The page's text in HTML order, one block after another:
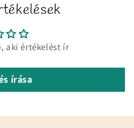
aki értékelést ír
írása